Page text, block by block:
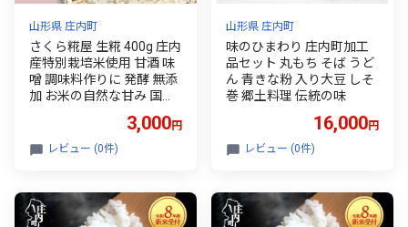
山形県 庄内町
さくら糀屋 生糀 400g 庄内
産特別栽培米使用 甘酒 味
噌 調味料作りに 発酵 無添
加 お米の自然な甘み 国産
3,000円
レビュー (0件)
山形県 庄内町
味のひまわり 庄内町加工
品セット 丸もち そば うど
ん 青きな粉 入り大豆 しそ
巻 郷土料理 伝統の味
16,000円
レビュー (0件)